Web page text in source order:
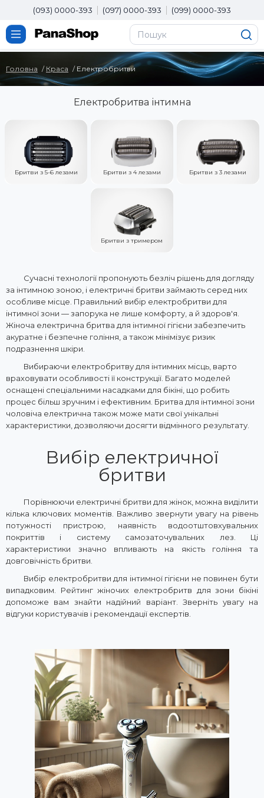
(093) 0000-393 (097) 0000-393 (099) 0000-393
Головна Краса Електробритви
Електробритва інтимна
Бритви з 5-6 лезами Бритви з 4 лезами Бритви з 3 лезами
Бритви з тримером
Сучасні технології пропонують безліч рішень для догляду
за інтимною зоною, і електричні бритви займають серед них
особливе місце. Правильний вибір електробритви для
інтимної зони — запорука не лише комфорту, а й здоров'я.
Жіноча електрична бритва для інтимної гігієни забезпечить
акуратне і безпечне гоління, а також мінімізує ризик
подразнення шкіри.
Вибираючи електробритву для інтимних місць, варто
враховувати особливості її конструкції. Багато моделей
оснащені спеціальними насадками для бікіні, що робить
процес більш зручним і ефективним. Бритва для інтимної зони
чоловіча електрична також може мати свої унікальні
характеристики, дозволяючи досягти відмінного результату.
Вибір електричної
бритви
Порівнюючи електричні бритви для жінок, можна виділити
кілька ключових моментів. Важливо звернути увагу на рівень
потужності пристрою, наявність водоотштовхувальних
покриттів і систему самозаточувальних лез. Ці
характеристики значно впливають на якість гоління та
довговічність бритви.
Вибір електробритви для інтимної гігієни не повинен бути
випадковим. Рейтинг жіночих електробритв для зони бікіні
допоможе вам знайти надійний варіант. Зверніть увагу на
відгуки користувачів і рекомендації експертів.